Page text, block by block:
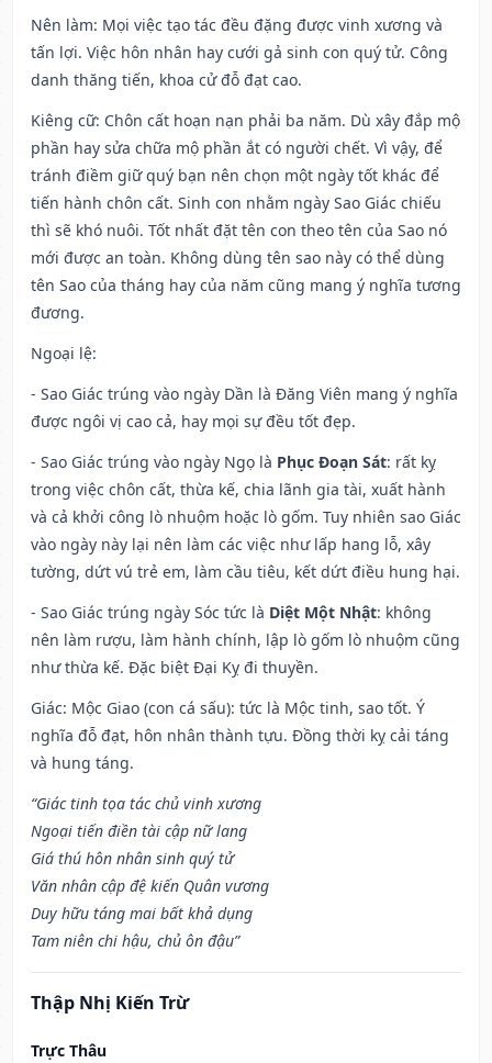
Nên làm: Mọi việc tạo tác đều đặng được vinh xương và
tấn lợi. Việc hôn nhân hay cưới gả sinh con quý tử. Công
danh thăng tiến, khoa cử đỗ đạt cao.
Kiêng cữ: Chôn cất hoạn nạn phải ba năm. Dù xây đắp mộ
phần hay sửa chữa mộ phần ắt có người chết. Vì vậy, để
tránh điềm giữ quý bạn nên chọn một ngày tốt khác để
tiến hành chôn cất. Sinh con nhằm ngày Sao Giác chiếu
thì sẽ khó nuôi. Tốt nhất đặt tên con theo tên của Sao nó
mới được an toàn. Không dùng tên sao này có thể dùng
tên Sao của tháng hay của năm cũng mang ý nghĩa tương
đương.
Ngoại lệ:
- Sao Giác trúng vào ngày Dần là Đăng Viên mang ý nghĩa
được ngôi vị cao cả, hay mọi sự đều tốt đẹp.
- Sao Giác trúng vào ngày Ngọ là Phục Đoạn Sát: rất kỵ
trong việc chôn cất, thừa kế, chia lãnh gia tài, xuất hành
và cả khởi công lò nhuộm hoặc lò gốm. Tuy nhiên sao Giác
vào ngày này lại nên làm các việc như lấp hang lỗ, xây
tường, dứt vú trẻ em, làm cầu tiêu, kết dứt điều hung hại.
- Sao Giác trúng ngày Sóc tức là Diệt Một Nhật: không
nên làm rượu, làm hành chính, lập lò gốm lò nhuộm cũng
như thừa kế. Đặc biệt Đại Kỵ đi thuyền.
Giác: Mộc Giao (con cá sấu): tức là Mộc tinh, sao tốt. Ý
nghĩa đỗ đạt, hôn nhân thành tựu. Đồng thời kỵ cải táng
và hung táng.
“Giác tinh tọa tác chủ vinh xương
Ngoại tiến điền tài cập nữ lang
Giá thú hôn nhân sinh quý tử
Văn nhân cập đệ kiến Quân vương
Duy hữu táng mai bất khả dụng
Tam niên chi hậu, chủ ôn đậu”
Thập Nhị Kiến Trừ
Trực Thâu